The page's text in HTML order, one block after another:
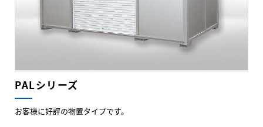
PALシリーズ
お客様に好評の物置タイプです。